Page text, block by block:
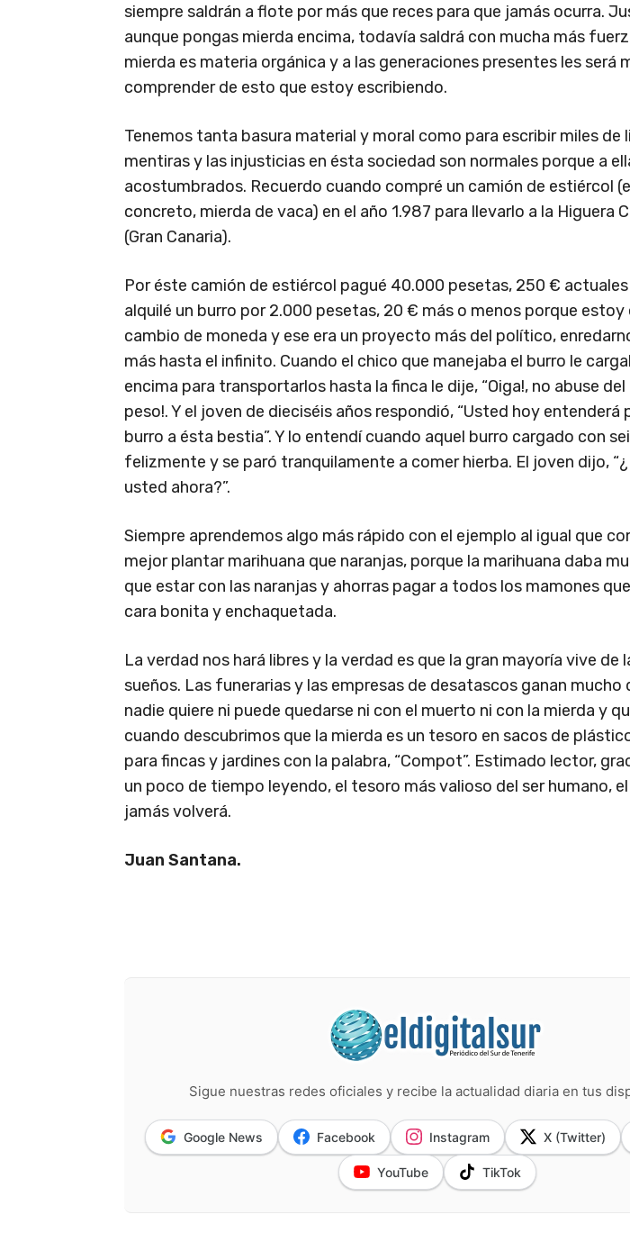
siempre saldrán a flote por más que reces para que jamás ocurra.
aunque pongas mierda encima, todavía saldrá con mucha más
mierda es materia orgánica y a las generaciones presentes les será
comprender de esto que estoy escribiendo.
Tenemos tanta basura material y moral como para escribir miles de
mentiras y las injusticias en ésta sociedad son normales porque a
acostumbrados. Recuerdo cuando compré un camión de estiércol
concreto, mierda de vaca) en el año 1.987 para llevarlo a la Higuera
(Gran Canaria).
Por éste camión de estiércol pagué 40.000 pesetas, 250 €
alquilé un burro por 2.000 pesetas, 20 € más o menos porque estoy
cambio de moneda y ese era un proyecto más del político,
más hasta el infinito. Cuando el chico que manejaba el burro le
encima para transportarlos hasta la finca le dije, “Oiga!, no abuse
peso!. Y el joven de dieciséis años respondió, “Usted hoy entenderá
burro a ésta bestia”. Y lo entendí cuando aquel burro cargado con
felizmente y se paró tranquilamente a comer hierba. El joven dijo,
usted ahora?”.
Siempre aprendemos algo más rápido con el ejemplo al igual que
mejor plantar marihuana que naranjas, porque la marihuana daba
que estar con las naranjas y ahorras pagar a todos los mamones
cara bonita y enchaquetada.
La verdad nos hará libres y la verdad es que la gran mayoría vive de
sueños. Las funerarias y las empresas de desatascos ganan mucho
nadie quiere ni puede quedarse ni con el muerto ni con la mierda y
cuando descubrimos que la mierda es un tesoro en sacos de
para fincas y jardines con la palabra, “Compot”. Estimado lector,
un poco de tiempo leyendo, el tesoro más valioso del ser humano,
jamás volverá.
Juan Santana.
Sigue nuestras redes oficiales y recibe la actualidad diaria en tus
Google News Facebook Instagram X (Twitter)
YouTube TikTok